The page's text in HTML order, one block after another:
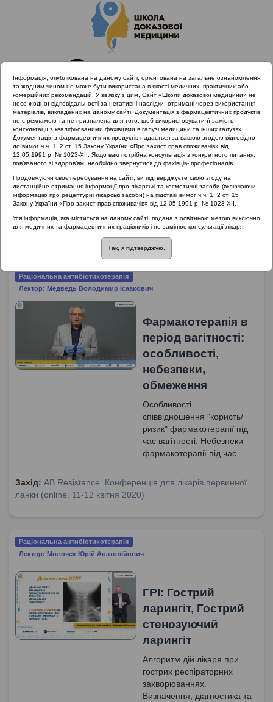
Головна
Проведені заходи :: Раціональна антибіотикотерапія
Проведені заходи::Раціональна
антибіотикотерапія
Рубрика:
Раціональна антибіотикотерапія
Раціональна антибіотикотерапія
Лектор: Медведь Володимир Ісаакович
Фармакотерапія в
період вагітності:
особливості,
небезпеки,
обмеження
Особливості
співвідношення "користь/
ризик" фармакотерапії під
час вагітності. Небезпеки
фармакотерапії під час
фармакокінетики.
Закономірності
проникнення ліків до
лікарських засобів, що
Захід: AB Resistance. Конференція для лікарів первинної
ланки (online, 11-12 квітня 2020)
Раціональна антибіотикотерапія
Лектор: Молочек Юрій Анатолійович
ГРІ: Гострий
ларингіт, Гострий
стенозуючий
ларингіт
Алгоритм дій лікаря при
гострих респіраторних
захворюваннях.
Визначення, діагностика та
Інформація, опублікована на даному сайті, орієнтована на загальне ознайомлення
та жодним чином не може бути використана в якості медичних, практичних або
комерційних рекомендацій. У зв’язку з цим, Сайт «Школи доказової медицини» не
несе жодної відповідальності за негативні наслідки, отримані через використання
матеріалів, викладених на даному сайті. Документація з фармацевтичних продуктів
не є рекламою та не призначена для того, щоб використовувати її замість
консультації з кваліфікованими фахівцями в галузі медицини та інших галузях.
Документація з фармацевтичних продуктів надається за вашою згодою відповідно
до вимог ч.ч. 1, 2 ст. 15 Закону України «Про захист прав споживачів» від
12.05.1991 р. № 1023-XII. Якщо вам потрібна консультація з конкретного питання,
пов’язаного зі здоров’ям, необхідно звернутися до фахівців- професіоналів.
Продовжуючи своє перебування на сайті, ви підтверджуєте свою згоду на
дистанційне отримання інформації про лікарські та косметичні засоби (включаючи
інформацію про рецептурні лікарські засоби) на підставі вимог ч.ч. 1, 2 ст. 15
Закону України «Про захист прав споживачів» від 12.05.1991 р. № 1023-XII.
Уся інформація, яка міститься на даному сайті, подана з освітньою метою виключно
для медичних та фармацевтичних працівників і не замінює консультації лікаря.
Так, я підтверджую.